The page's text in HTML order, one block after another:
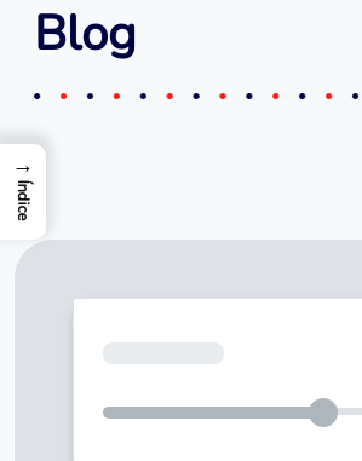
Blog
→
Índice